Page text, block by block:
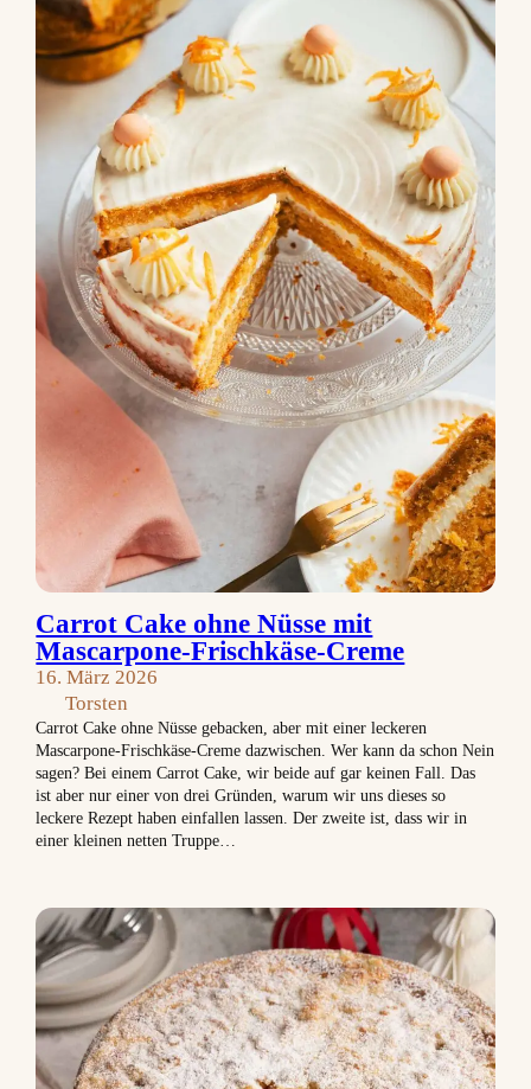
Carrot Cake ohne Nüsse mit
Mascarpone-Frischkäse-Creme
16. März 2026
Torsten
Carrot Cake ohne Nüsse gebacken, aber mit einer leckeren
Mascarpone-Frischkäse-Creme dazwischen. Wer kann da schon Nein
sagen? Bei einem Carrot Cake, wir beide auf gar keinen Fall. Das
ist aber nur einer von drei Gründen, warum wir uns dieses so
leckere Rezept haben einfallen lassen. Der zweite ist, dass wir in
einer kleinen netten Truppe…